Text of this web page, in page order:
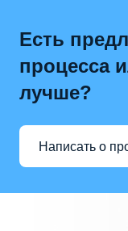
Есть
процесса
лучше?
Написать о